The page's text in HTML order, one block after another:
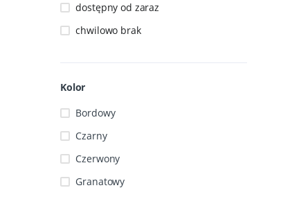
dostępny od zaraz
chwilowo brak
Kolor
Bordowy
Czarny
Czerwony
Granatowy